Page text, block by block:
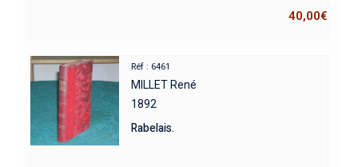
40,00€
Réf : 6461
MILLET René
1892
Rabelais.